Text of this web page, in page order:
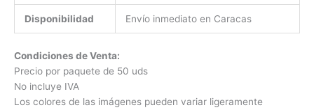
Disponibilidad Envío inmediato en Caracas
Condiciones de Venta:
Precio por paquete de 50 uds
No incluye IVA
Los colores de las imágenes pueden variar ligeramente